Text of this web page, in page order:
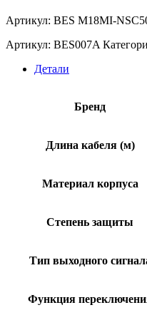
Артикул: BES M18MI-
Артикул: BES007A
Детали
Бренд
Длина кабеля (м)
Материал корпуса
Степень защиты
Тип выходного
Функция